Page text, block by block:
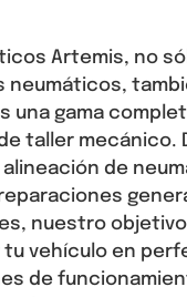
Artemis, no
neumáticos,
una gama
taller mecánico.
alineación de
nuestro
tu vehículo en
de